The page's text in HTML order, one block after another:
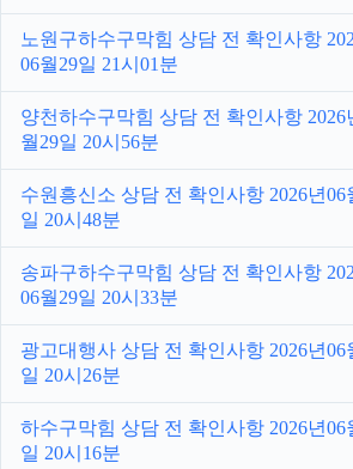
노원구하수구막힘 상담 전 확인사항
06월29일 21시01분
양천하수구막힘 상담 전 확인사항 2026
월29일 20시56분
수원흥신소 상담 전 확인사항 2026년06
일 20시48분
송파구하수구막힘 상담 전 확인사항
06월29일 20시33분
광고대행사 상담 전 확인사항 2026년06
일 20시26분
하수구막힘 상담 전 확인사항 2026년06
일 20시16분